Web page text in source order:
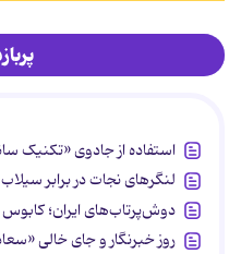
استفاده از جادوی «تکنیک
لنگرهای نجات در برابر
دوش‌پرتاب‌های ایران؛
روز خبرنگار و جای خالی